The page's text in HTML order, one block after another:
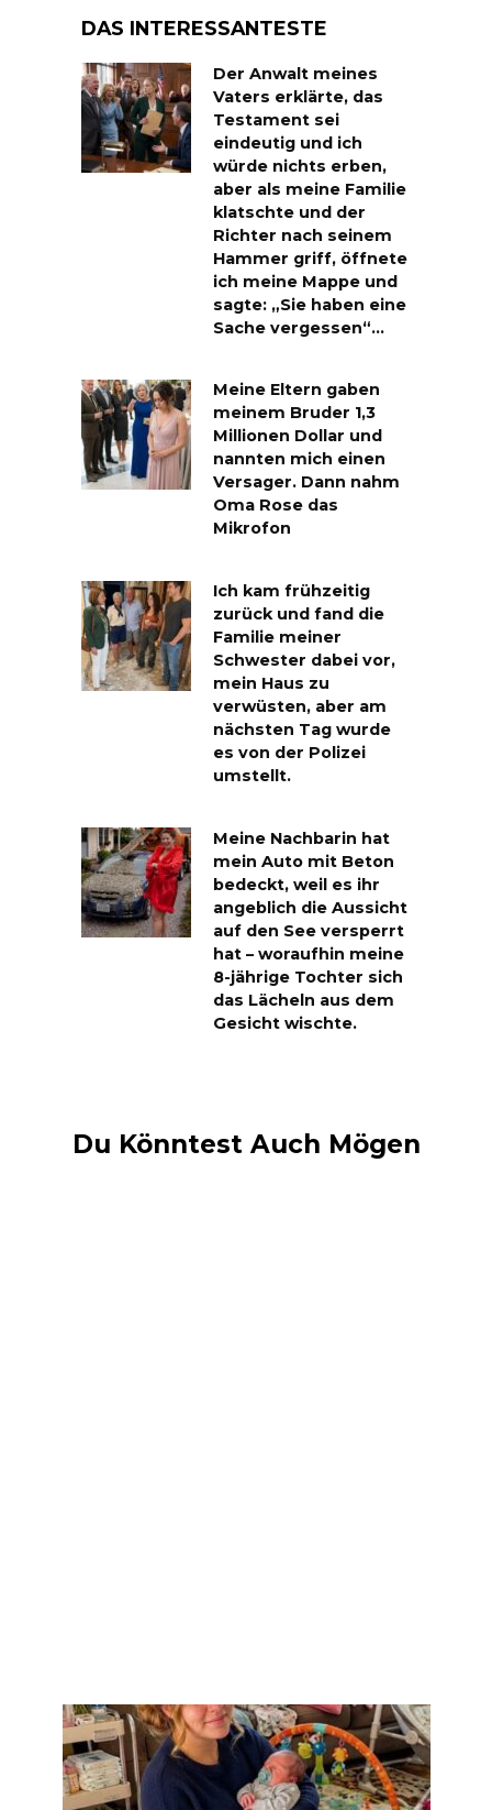
DAS INTERESSANTESTE
Der Anwalt meines
Vaters erklärte, das
Testament sei
eindeutig und ich
würde nichts erben,
aber als meine Familie
klatschte und der
Richter nach seinem
Hammer griff, öffnete
ich meine Mappe und
sagte: „Sie haben eine
Sache vergessen“…
Meine Eltern gaben
meinem Bruder 1,3
Millionen Dollar und
nannten mich einen
Versager. Dann nahm
Oma Rose das
Mikrofon
Ich kam frühzeitig
zurück und fand die
Familie meiner
Schwester dabei vor,
mein Haus zu
verwüsten, aber am
nächsten Tag wurde
es von der Polizei
umstellt.
Meine Nachbarin hat
mein Auto mit Beton
bedeckt, weil es ihr
angeblich die Aussicht
auf den See versperrt
hat – woraufhin meine
8-jährige Tochter sich
das Lächeln aus dem
Gesicht wischte.
Du Könntest Auch Mögen